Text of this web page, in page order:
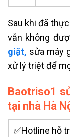
Sau khi đã
vẫn không
giặt, sửa máy
xử lý triệt để
Baotriso1
tại nhà Hà
✅Hotline hỗ